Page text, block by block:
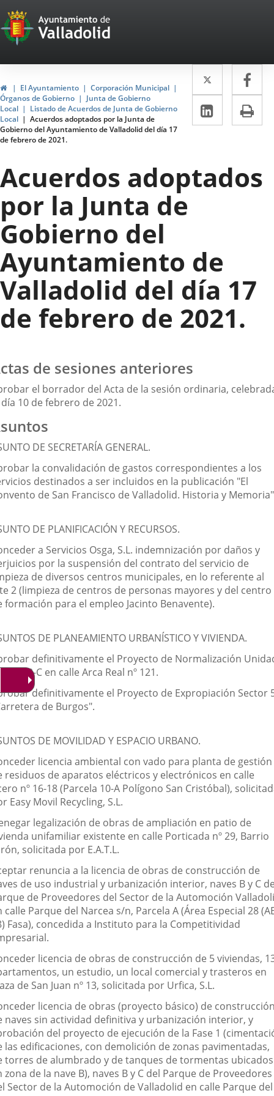
Portal
Web
del
Ayuntamiento
de
Valladolid
HomeEl Ayuntamiento
Corporación Municipal
Órganos de Gobierno
Junta de Gobierno
Local
Listado de Acuerdos de Junta de Gobierno
Local
Acuerdos adoptados por la Junta de
Gobierno del Ayuntamiento de Valladolid del día 17
de febrero de 2021.
Twitter
Enlace
a
una
a
Linkedin
Enlace
a
externa.
Acuerdos adoptados
por la Junta de
Gobierno del
Ayuntamiento de
Valladolid del día 17
de febrero de 2021.
de sesiones anteriores
el borrador del Acta de la sesión ordinaria,
10 de febrero de 2021.
DE SECRETARÍA GENERAL.
la convalidación de gastos correspondientes a los
destinados a ser incluidos en la publicación "El
de San Francisco de Valladolid. Historia y
DE PLANIFICACIÓN Y RECURSOS.
a Servicios Osga, S.L. indemnización por daños y
por la suspensión del contrato del servicio de
de diversos centros municipales, en lo referente al
2 (limpieza de centros de personas mayores y del centro
formación para el empleo Jacinto Benavente).
DE PLANEAMIENTO URBANÍSTICO Y VIVIENDA.
definitivamente el Proyecto de Normalización
02-C en calle Arca Real nº 121.
definitivamente el Proyecto de Expropiación Sector
de Burgos".
DE MOVILIDAD Y ESPACIO URBANO.
licencia ambiental con vado para planta de gestión
residuos de aparatos eléctricos y electrónicos en calle
nº 16-18 (Parcela 10-A Polígono San Cristóbal),
Easy Movil Recycling, S.L.
legalización de obras de ampliación en patio de
unifamiliar existente en calle Porticada nº 29, Barrio
solicitada por E.A.T.L.
renuncia a la licencia de obras de construcción de
de uso industrial y urbanización interior, naves B y C
de Proveedores del Sector de la Automoción
calle Parque del Narcea s/n, Parcela A (Área Especial 28
Fasa), concedida a Instituto para la Competitividad
licencia de obras de construcción de 5 viviendas,
un estudio, un local comercial y trasteros en
de San Juan nº 13, solicitada por Urfica, S.L.
licencia de obras (proyecto básico) de
naves sin actividad definitiva y urbanización interior, y
del proyecto de ejecución de la Fase 1
las edificaciones, con demolición de zonas pavimentadas,
torres de alumbrado y de tanques de tormentas ubicados
zona de la nave B), naves B y C del Parque de Proveedores
Sector de la Automoción de Valladolid en calle Parque del